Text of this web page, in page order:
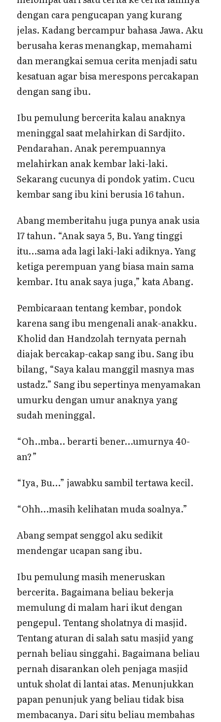
dengan cara pengucapan yang kurang
jelas. Kadang bercampur bahasa Jawa. Aku
berusaha keras menangkap, memahami
dan merangkai semua cerita menjadi satu
kesatuan agar bisa merespons percakapan
dengan sang ibu.
Ibu pemulung bercerita kalau anaknya
meninggal saat melahirkan di Sardjito.
Pendarahan. Anak perempuannya
melahirkan anak kembar laki-laki.
Sekarang cucunya di pondok yatim. Cucu
kembar sang ibu kini berusia 16 tahun.
Abang memberitahu juga punya anak usia
17 tahun. “Anak saya 5, Bu. Yang tinggi
itu…sama ada lagi laki-laki adiknya. Yang
ketiga perempuan yang biasa main sama
kembar. Itu anak saya juga,” kata Abang.
Pembicaraan tentang kembar, pondok
karena sang ibu mengenali anak-anakku.
Kholid dan Handzolah ternyata pernah
diajak bercakap-cakap sang ibu. Sang ibu
bilang, “Saya kalau manggil masnya mas
ustadz.” Sang ibu sepertinya menyamakan
umurku dengan umur anaknya yang
sudah meninggal.
“Oh..mba.. berarti bener…umurnya 40-
an?”
“Iya, Bu…” jawabku sambil tertawa kecil.
“Ohh…masih kelihatan muda soalnya.”
Abang sempat senggol aku sedikit
mendengar ucapan sang ibu.
Ibu pemulung masih meneruskan
bercerita. Bagaimana beliau bekerja
memulung di malam hari ikut dengan
pengepul. Tentang sholatnya di masjid.
Tentang aturan di salah satu masjid yang
pernah beliau singgahi. Bagaimana beliau
pernah disarankan oleh penjaga masjid
untuk sholat di lantai atas. Menunjukkan
papan penunjuk yang beliau tidak bisa
membacanya. Dari situ beliau membahas